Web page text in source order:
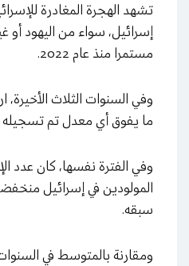
تشهد الهجرة المغادرة
إسرائيل، سواء من اليهود أو
مستمرا منذ عام 2022.
وفي السنوات الثلاث
ما يفوق أي معدل تم تسجيله
وفي الفترة نفسها، كان عدد
المولودين في إسرائيل
سبقه.